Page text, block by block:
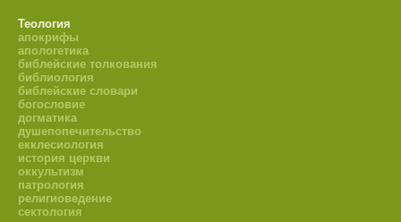
Теология
апокрифы
апологетика
библейские толкования
библиология
библейские словари
богословие
догматика
душепопечительство
екклесиология
история церкви
оккультизм
патрология
религиоведение
сектология